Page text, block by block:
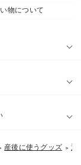
物について
産後に使うグッズ ＞ 退